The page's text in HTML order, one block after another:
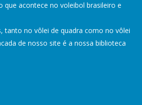
que acontece no voleibol brasileiro e
tanto no vôlei de quadra como no vôlei
de nosso site é a nossa biblioteca